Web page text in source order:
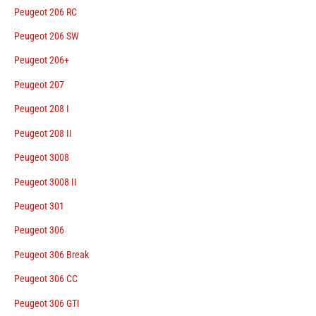
Peugeot 206 RC
Peugeot 206 SW
Peugeot 206+
Peugeot 207
Peugeot 208 I
Peugeot 208 II
Peugeot 3008
Peugeot 3008 II
Peugeot 301
Peugeot 306
Peugeot 306 Break
Peugeot 306 CC
Peugeot 306 GTI